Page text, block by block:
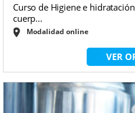
Curso de Higiene e
cuerp...
Modalidad online
VER